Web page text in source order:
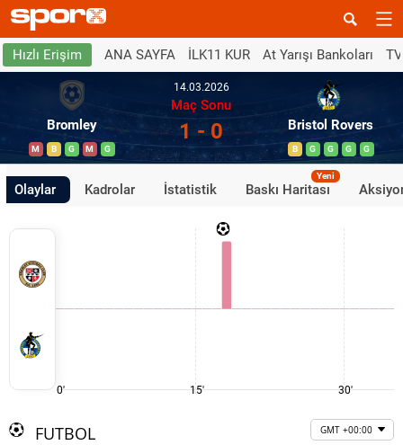
Hızlı Erişim ANA SAYFA İLK11 KUR At Yarışı Bankoları
Bromley
M B G M G
14.03.2026
Maç Sonu
1 - 0 Bristol Rovers
B G G G G
Olaylar Kadrolar İstatistik Baskı Haritası
Yeni
0' 15' 30'
FUTBOL GMT +00:00